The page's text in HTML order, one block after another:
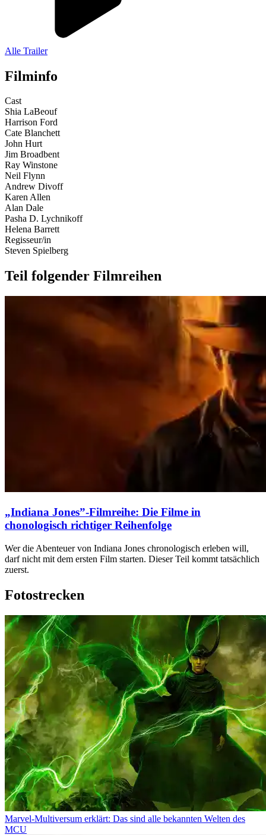
Alle Trailer
Filminfo
Cast
Shia LaBeouf
Harrison Ford
Cate Blanchett
John Hurt
Jim Broadbent
Ray Winstone
Neil Flynn
Andrew Divoff
Karen Allen
Alan Dale
Pasha D. Lychnikoff
Helena Barrett
Regisseur/in
Steven Spielberg
Teil folgender Filmreihen
„Indiana Jones”-Filmreihe: Die Filme in
chonologisch richtiger Reihenfolge
Wer die Abenteuer von Indiana Jones chronologisch erleben will,
darf nicht mit dem ersten Film starten. Dieser Teil kommt tatsächlich
zuerst.
Fotostrecken
Marvel-Multiversum erklärt: Das sind alle bekannten Welten des
MCU